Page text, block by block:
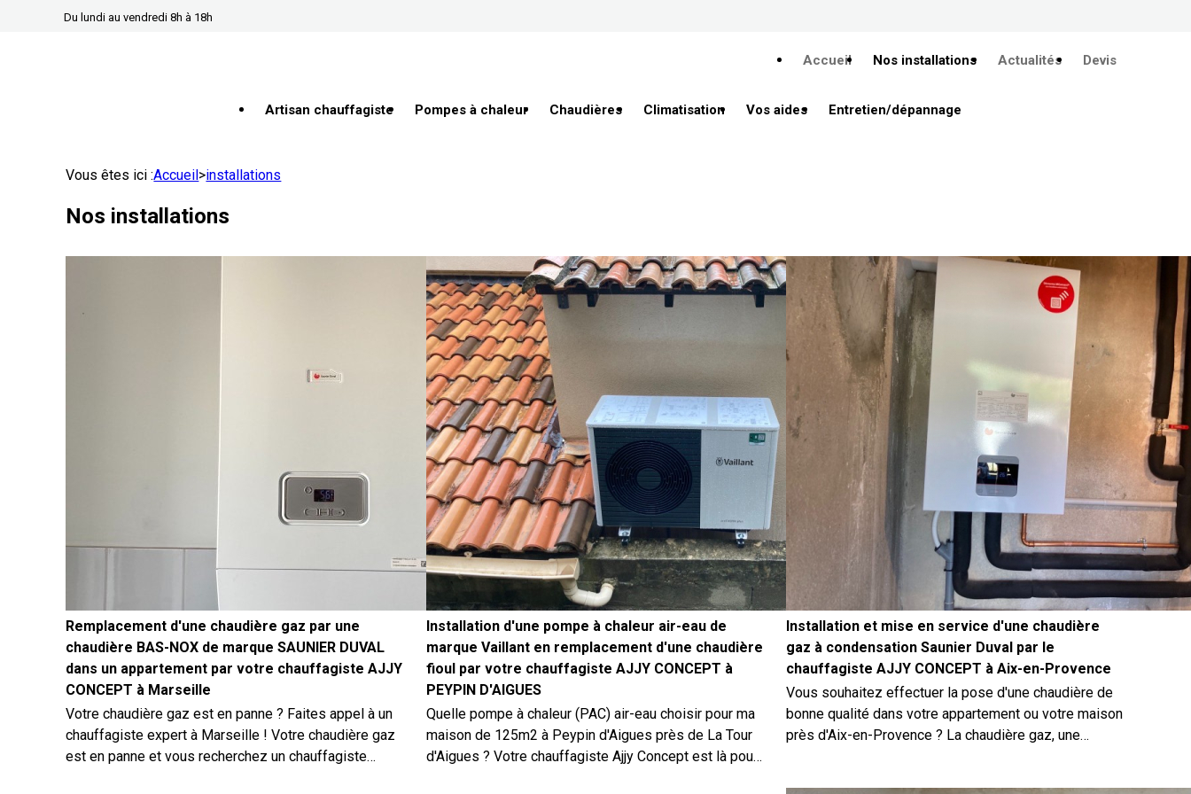
Du lundi au vendredi 8h à 18h
Accueil Nos installations Actualités Devis
Artisan chauffagiste Pompes à chaleur Chaudières Climatisation Vos aides Entretien/dépannage
Vous êtes ici :Accueil>installations
Nos installations
Remplacement d'une chaudière gaz par une
chaudière BAS-NOX de marque SAUNIER DUVAL
dans un appartement par votre chauffagiste AJJY
CONCEPT à Marseille
Votre chaudière gaz est en panne ? Faites appel à un
chauffagiste expert à Marseille ! Votre chaudière gaz
est en panne et vous recherchez un chauffagiste
Installation d'une pompe à chaleur air-eau de
marque Vaillant en remplacement d'une chaudière
fioul par votre chauffagiste AJJY CONCEPT à
PEYPIN D'AIGUES
Quelle pompe à chaleur (PAC) air-eau choisir pour ma
maison de 125m2 à Peypin d'Aigues près de La Tour
d'Aigues ? Votre chauffagiste Ajjy Concept est là pour
Installation et mise en service d'une chaudière
gaz à condensation Saunier Duval par le
chauffagiste AJJY CONCEPT à Aix-en-Provence
Vous souhaitez effectuer la pose d'une chaudière de
bonne qualité dans votre appartement ou votre maison
près d'Aix-en-Provence ? La chaudière gaz, une
Panneau de gestion des cookies